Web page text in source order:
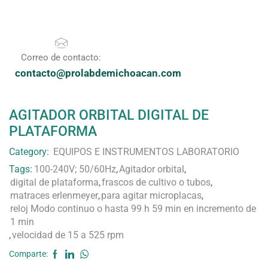
Correo de contacto:
contacto@prolabdemichoacan.com
AGITADOR ORBITAL DIGITAL DE
PLATAFORMA
Category: EQUIPOS E INSTRUMENTOS LABORATORIO
Tags: 100-240V; 50/60Hz,Agitador orbital ,
digital de plataforma,frascos de cultivo o tubos,
matraces erlenmeyer,para agitar microplacas,
reloj Modo continuo o hasta 99 h 59 min en incremento de
1 min
,velocidad de 15 a 525 rpm
Comparte: